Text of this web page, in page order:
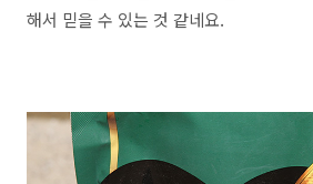
해서 믿을 수 있는 것 같네요.